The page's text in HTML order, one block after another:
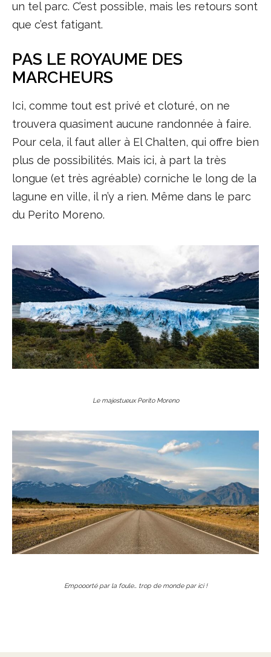
un tel parc. C’est possible, mais les retours sont
que c’est fatigant.
PAS LE ROYAUME DES
MARCHEURS
Ici, comme tout est privé et cloturé, on ne
trouvera quasiment aucune randonnée à faire.
Pour cela, il faut aller à El Chalten, qui offre bien
plus de possibilités. Mais ici, à part la très
longue (et très agréable) corniche le long de la
lagune en ville, il n’y a rien. Même dans le parc
du Perito Moreno.
Le majestueux Perito Moreno
Empooorté par la foule… trop de monde par ici !